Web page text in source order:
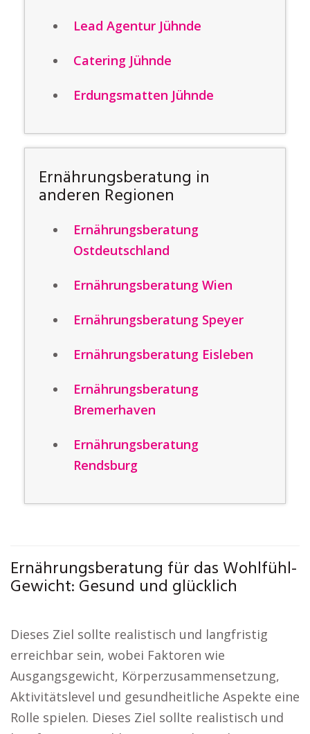
Lead Agentur Jühnde
Catering Jühnde
Erdungsmatten Jühnde
Ernährungsberatung in
anderen Regionen
Ernährungsberatung
Ostdeutschland
Ernährungsberatung Wien
Ernährungsberatung Speyer
Ernährungsberatung Eisleben
Ernährungsberatung
Bremerhaven
Ernährungsberatung
Rendsburg
Ernährungsberatung für das Wohlfühl-
Gewicht: Gesund und glücklich
Dieses Ziel sollte realistisch und langfristig
erreichbar sein, wobei Faktoren wie
Ausgangsgewicht, Körperzusammensetzung,
Aktivitätslevel und gesundheitliche Aspekte eine
Rolle spielen. Dieses Ziel sollte realistisch und